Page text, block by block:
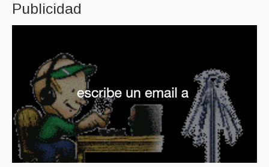
Publicidad